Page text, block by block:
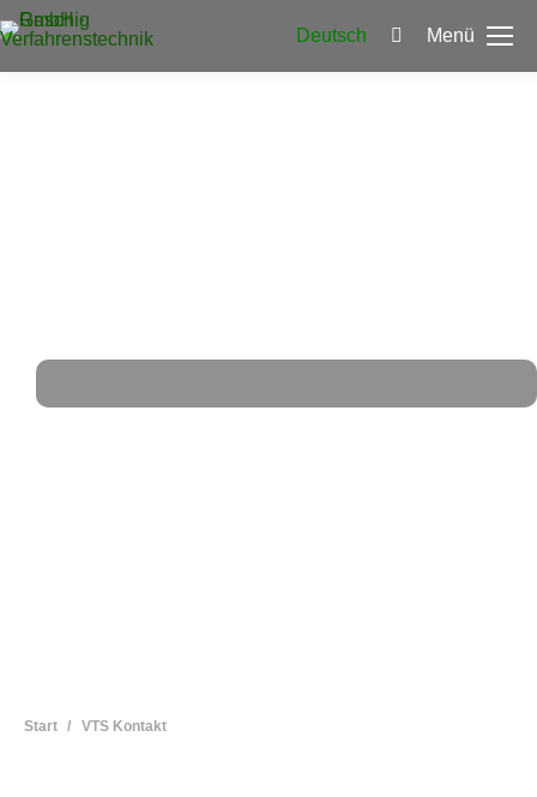
Menü
Deutsch Search:
Sie befinden sich hier:
Start VTS Kontakt